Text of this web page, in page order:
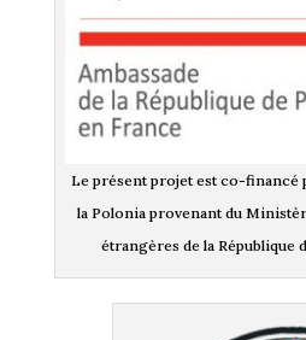
Le présent projet est co-financé
la Polonia provenant du
étrangères de la République